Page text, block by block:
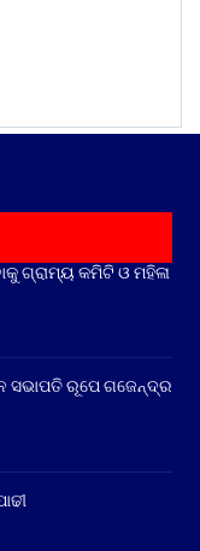
ଗ୍ରାମ୍ୟ କମିଟି ଓ ମହିଳା
ସଭାପତି ରୂପେ ଗଜେନ୍ଦ୍ର